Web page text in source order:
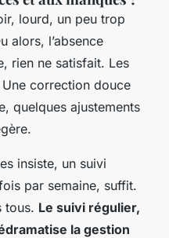
lourd, un peu trop
alors, l’absence
rien ne satisfait. Les
Une correction douce
quelques ajustements
insiste, un suivi
par semaine, suffit.
tous. Le suivi régulier,
la gestion